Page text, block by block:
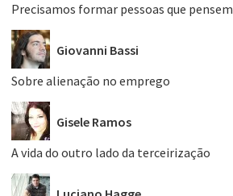
Precisamos formar pessoas que pensem
Giovanni Bassi
Sobre alienação no emprego
Gisele Ramos
A vida do outro lado da terceirização